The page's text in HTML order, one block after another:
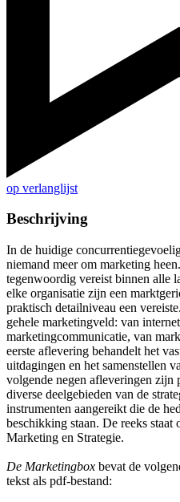
op verlanglijst
Beschrijving
In de huidige
niemand meer om marketing
tegenwoordig vereist binnen alle
elke organisatie zijn een
praktisch detailniveau een vereiste.
gehele marketingveld: van
marketingcommunicatie, van
eerste aflevering behandelt het
uitdagingen en het samenstellen
volgende negen afleveringen zijn
diverse deelgebieden van de
instrumenten aangereikt die de
beschikking staan. De reeks staat
Marketing en Strategie.
De Marketingbox bevat de
tekst als pdf-bestand: